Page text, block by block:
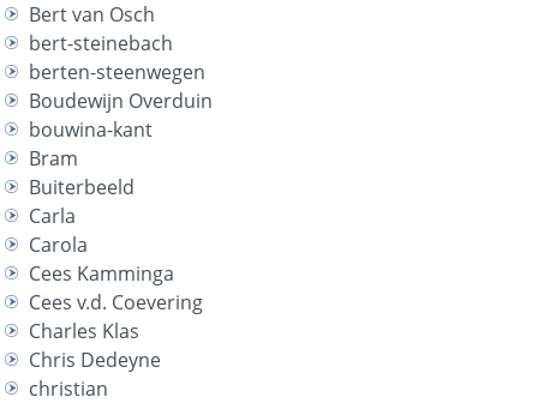
Bert van Osch
bert-steinebach
berten-steenwegen
Boudewijn Overduin
bouwina-kant
Bram
Buiterbeeld
Carla
Carola
Cees Kamminga
Cees v.d. Coevering
Charles Klas
Chris Dedeyne
christian